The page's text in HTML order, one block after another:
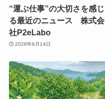
“運ぶ仕事”の大切さを感じ
る最近のニュース 株式会
社P2eLabo
2026年6月14日